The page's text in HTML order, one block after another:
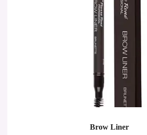
Brow Liner